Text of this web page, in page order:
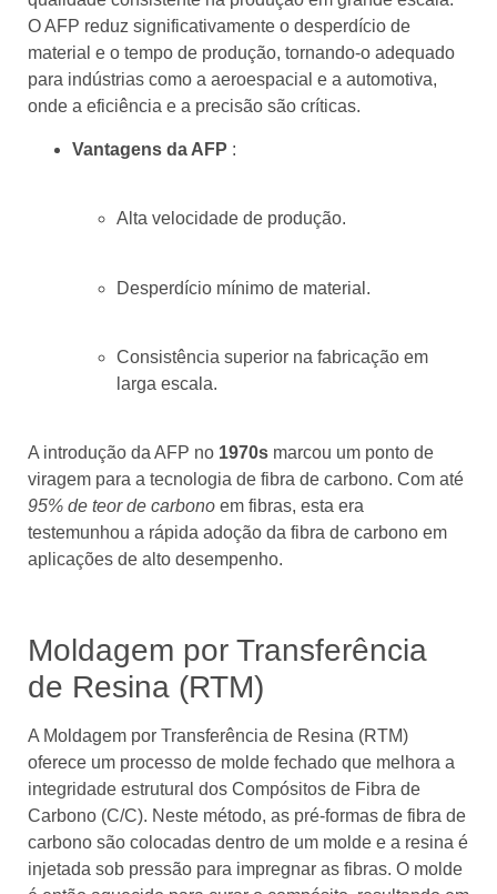
O AFP reduz significativamente o desperdício de
material e o tempo de produção, tornando-o adequado
para indústrias como a aeroespacial e a automotiva,
onde a eficiência e a precisão são críticas.
Vantagens da AFP :
Alta velocidade de produção.
Desperdício mínimo de material.
Consistência superior na fabricação em
larga escala.
A introdução da AFP no 1970s marcou um ponto de
viragem para a tecnologia de fibra de carbono. Com até
95% de teor de carbono em fibras, esta era
testemunhou a rápida adoção da fibra de carbono em
aplicações de alto desempenho.
Moldagem por Transferência
de Resina (RTM)
A Moldagem por Transferência de Resina (RTM)
oferece um processo de molde fechado que melhora a
integridade estrutural dos Compósitos de Fibra de
Carbono (C/C). Neste método, as pré-formas de fibra de
carbono são colocadas dentro de um molde e a resina é
injetada sob pressão para impregnar as fibras. O molde